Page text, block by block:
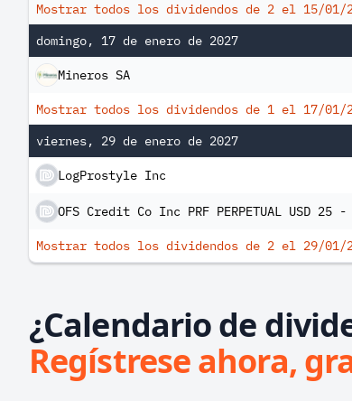
Mostrar todos los dividendos de 2 el 15/01/
domingo, 17 de enero de 2027
Mineros SA
Mostrar todos los dividendos de 1 el 17/01/
viernes, 29 de enero de 2027
LogProstyle Inc
OFS Credit Co Inc PRF PERPETUAL USD 25
Mostrar todos los dividendos de 2 el 29/01/
¿Calendario de
Regístrese ahora,